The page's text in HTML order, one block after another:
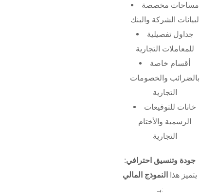
مساحات مخصصة
لبيانات الشركة والبنك
جداول تفصيلية
للمعاملات التجارية
أقسام خاصة
بالضرائب والخصومات
التجارية
خانات للتوقيعات
الرسمية والأختام
التجارية
جودة وتنسيق احترافي:
يتميز هذا
النموذج المالي
بـ: